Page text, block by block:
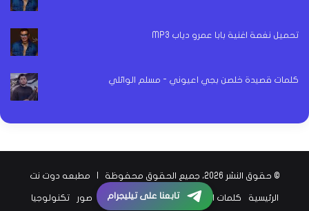
تحميل نغمة اغنية بابا عمرو دياب MP3
كلمات قصيدة خلصن بجي اعيوني - مسلم الوائلي
© حقوق النشر 2026، جميع الحقوق محفوظة | مطبعه دوت نت
الرئيسية كلمات اغاني اخبار الفن اخبار الرياضة صور تكنولوجيا تابعنا على تيليجرام